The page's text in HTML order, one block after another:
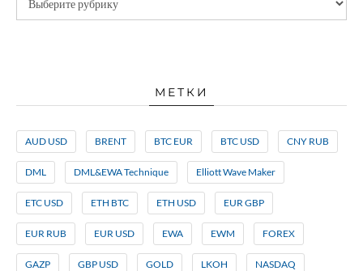
МЕТКИ
AUD USD BRENT BTC EUR BTC USD CNY RUB
DML DML&EWA Technique Elliott Wave Maker
ETC USD ETH BTC ETH USD EUR GBP
EUR RUB EUR USD EWA EWM FOREX
GAZP GBP USD GOLD LKOH NASDAQ